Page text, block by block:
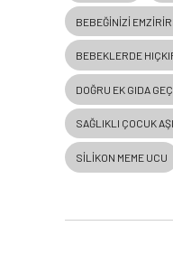
BEBEĞINIZI
BEBEKLERDE
DOĞRU EK GIDA
SAĞLIKLI ÇOCUK
SILIKON MEME UCU